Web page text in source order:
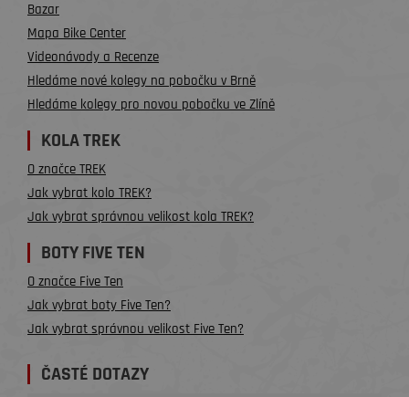
Bazar
Mapa Bike Center
Videonávody a Recenze
Hledáme nové kolegy na pobočku v Brně
Hledáme kolegy pro novou pobočku ve Zlíně
KOLA TREK
O značce TREK
Jak vybrat kolo TREK?
Jak vybrat správnou velikost kola TREK?
BOTY FIVE TEN
O značce Five Ten
Jak vybrat boty Five Ten?
Jak vybrat správnou velikost Five Ten?
ČASTÉ DOTAZY